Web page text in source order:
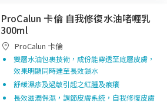
ProCalun 卡倫 自我修復水油啫喱乳
300ml
ProCalun 卡倫
雙層水油包裹技術，成份能穿透至底層皮膚，
效果明顯同時達至長效鎖水
舒緩濕疹及過敏引起之紅腫及痕癢
長效滋潤保濕，調節皮膚系統，自我修復皮膚